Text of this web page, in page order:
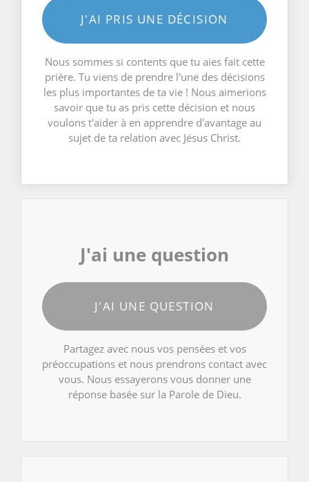
J'AI PRIS UNE DÉCISION
Nous sommes si contents que tu aies fait cette
prière. Tu viens de prendre l'une des décisions
les plus importantes de ta vie ! Nous aimerions
savoir que tu as pris cette décision et nous
voulons t'aider à en apprendre d'avantage au
sujet de ta relation avec Jésus Christ.
J'ai une question
J'AI UNE QUESTION
Partagez avec nous vos pensées et vos
préoccupations et nous prendrons contact avec
vous. Nous essayerons vous donner une
réponse basée sur la Parole de Dieu.